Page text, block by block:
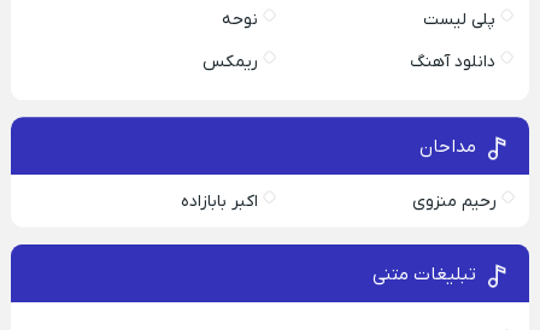
پلی لیست
نوحه
دانلود آهنگ
ریمکس
مداحان
رحیم منزوی اکبر بابازاده
تبلیغات متنی